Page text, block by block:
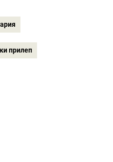
прилеп